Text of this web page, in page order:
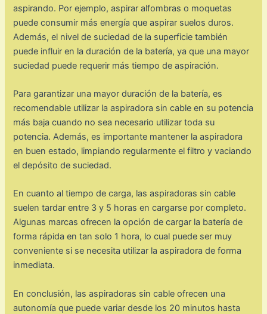
aspirando. Por ejemplo, aspirar alfombras o moquetas
puede consumir más energía que aspirar suelos duros.
Además, el nivel de suciedad de la superficie también
puede influir en la duración de la batería, ya que una mayor
suciedad puede requerir más tiempo de aspiración.
Para garantizar una mayor duración de la batería, es
recomendable utilizar la aspiradora sin cable en su potencia
más baja cuando no sea necesario utilizar toda su
potencia. Además, es importante mantener la aspiradora
en buen estado, limpiando regularmente el filtro y vaciando
el depósito de suciedad.
En cuanto al tiempo de carga, las aspiradoras sin cable
suelen tardar entre 3 y 5 horas en cargarse por completo.
Algunas marcas ofrecen la opción de cargar la batería de
forma rápida en tan solo 1 hora, lo cual puede ser muy
conveniente si se necesita utilizar la aspiradora de forma
inmediata.
En conclusión, las aspiradoras sin cable ofrecen una
autonomía que puede variar desde los 20 minutos hasta